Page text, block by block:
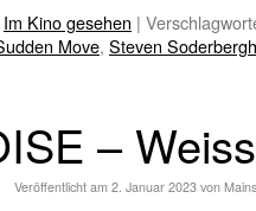
Im Kino gesehen |
Move, Steven Soderbergh
–
Veröffentlicht am 2. Januar 2023 von